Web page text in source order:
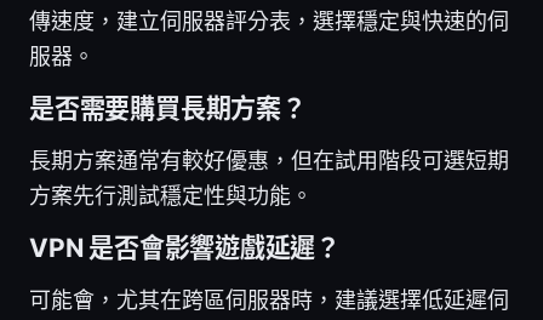
傳速度，建立伺服器評分表，選擇穩定與快速的伺
服器。
是否需要購買長期方案？
長期方案通常有較好優惠，但在試用階段可選短期
方案先行測試穩定性與功能。
VPN 是否會影響遊戲延遲？
可能會，尤其在跨區伺服器時，建議選擇低延遲伺